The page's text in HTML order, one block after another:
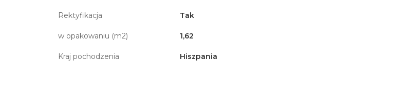
Rektyfikacja Tak
w opakowaniu (m2) 1,62
Kraj pochodzenia Hiszpania